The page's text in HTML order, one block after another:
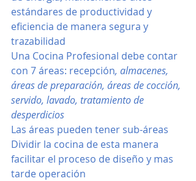
estándares de productividad y
eficiencia de manera segura y
trazabilidad
Una Cocina Profesional debe contar
con 7 áreas: recepción, almacenes,
áreas de preparación, áreas de cocción,
servido, lavado, tratamiento de
desperdicios
Las áreas pueden tener sub-áreas
Dividir la cocina de esta manera
facilitar el proceso de diseño y mas
tarde operación